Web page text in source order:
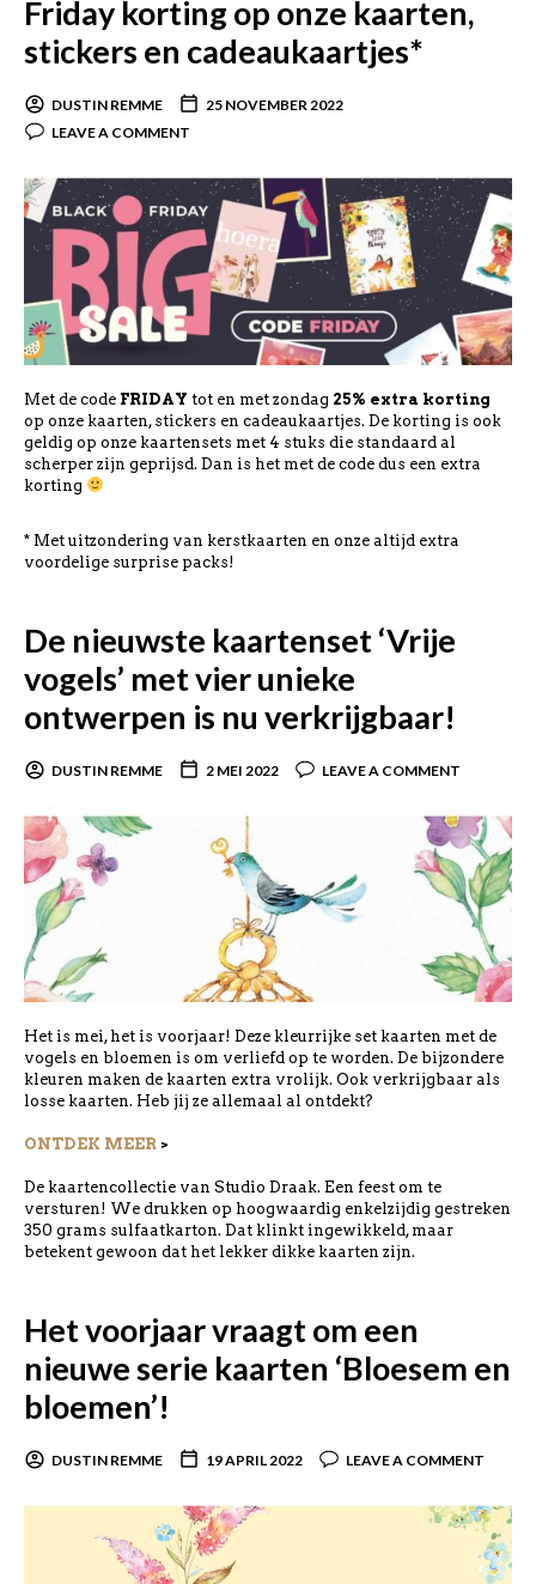
Friday korting op onze kaarten,
stickers en cadeaukaartjes*
DUSTIN REMME
25 NOVEMBER 2022
LEAVE A COMMENT
Met de code FRIDAY tot en met zondag 25% extra korting
op onze kaarten, stickers en cadeaukaartjes. De korting is ook
geldig op onze kaartensets met 4 stuks die standaard al
scherper zijn geprijsd. Dan is het met de code dus een extra
korting
* Met uitzondering van kerstkaarten en onze altijd extra
voordelige surprise packs!
De nieuwste kaartenset ‘Vrije
vogels’ met vier unieke
ontwerpen is nu verkrijgbaar!
DUSTIN REMME 2 MEI 2022 LEAVE A COMMENT
Het is mei, het is voorjaar! Deze kleurrijke set kaarten met de
vogels en bloemen is om verliefd op te worden. De bijzondere
kleuren maken de kaarten extra vrolijk. Ook verkrijgbaar als
losse kaarten. Heb jij ze allemaal al ontdekt?
ONTDEK MEER >
De kaartencollectie van Studio Draak. Een feest om te
versturen! We drukken op hoogwaardig enkelzijdig gestreken
350 grams sulfaatkarton. Dat klinkt ingewikkeld, maar
betekent gewoon dat het lekker dikke kaarten zijn.
Het voorjaar vraagt om een
nieuwe serie kaarten ‘Bloesem en
bloemen’!
DUSTIN REMME 19 APRIL 2022 LEAVE A COMMENT